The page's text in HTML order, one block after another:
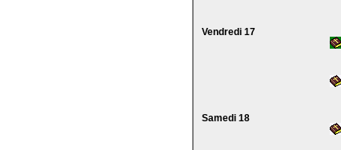
Vendredi 17
Samedi 18